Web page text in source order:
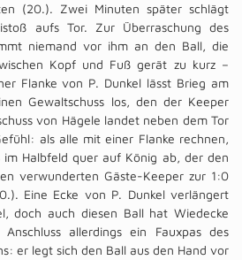
(20.). Zwei Minuten später schlägt
aufs Tor. Zur Überraschung des
niemand vor ihm an den Ball, die
Kopf und Fuß gerät zu kurz –
Flanke von P. Dunkel lässt Brieg am
Gewaltschuss los, den der Keeper
von Hägele landet neben dem Tor
als alle mit einer Flanke rechnen,
Halbfeld quer auf König ab, der den
verwunderten Gäste-Keeper zur 1:0
Eine Ecke von P. Dunkel verlängert
doch auch diesen Ball hat Wiedecke
allerdings ein Fauxpas des
er legt sich den Ball aus den Hand vor